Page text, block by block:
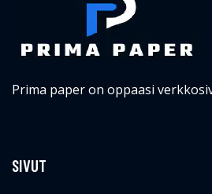
Prima paper on oppaasi
SIVUT